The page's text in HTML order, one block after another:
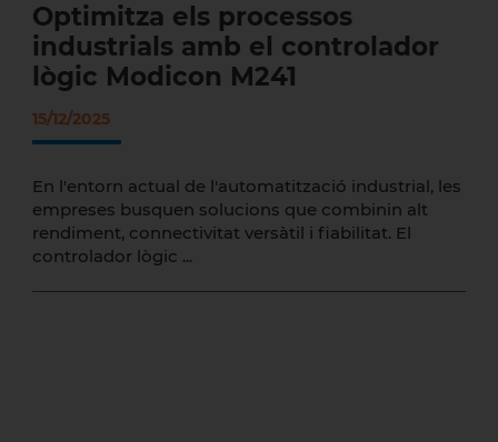
Optimitza els processos
industrials amb el controlador
lògic Modicon M241
15/12/2025
En l'entorn actual de l'automatització industrial, les
empreses busquen solucions que combinin alt
rendiment, connectivitat versàtil i fiabilitat. El
controlador lògic ...